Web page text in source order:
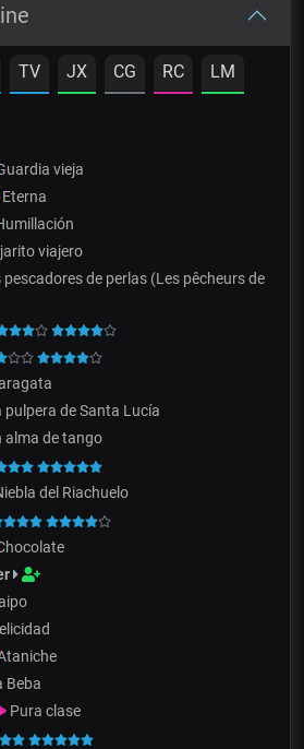
TV JX CG RC LM
vieja
Eterna
viajero
pescadores de perlas (Les pêcheurs de
pulpera de Santa Lucía
alma de tango
del Riachuelo
Beba
Pura clase